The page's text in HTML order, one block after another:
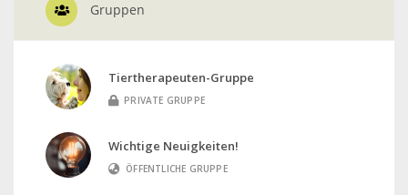
Gruppen
Tiertherapeuten-Gruppe
PRIVATE GRUPPE
Wichtige Neuigkeiten!
ÖFFENTLICHE GRUPPE